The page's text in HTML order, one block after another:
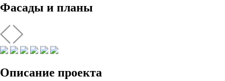
Фасады и планы
Описание проекта